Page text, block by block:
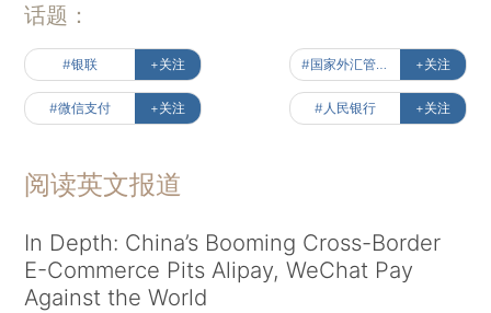
话题：
#银联 +关注 #国家外汇管理局 +关注
#微信支付 +关注 #人民银行 +关注
阅读英文报道
In Depth: China’s Booming Cross-Border
E-Commerce Pits Alipay, WeChat Pay
Against the World